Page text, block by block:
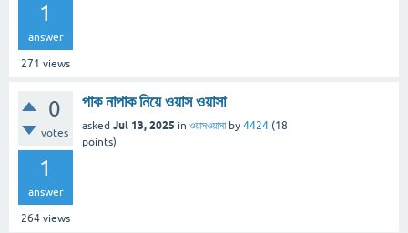
1
answer
271 views
0
votes
1
answer
264 views
পাক নাপাক নিয়ে ওয়াস ওয়াসা
asked Jul 13, 2025 in ওয়াসওয়াসা by 4424 (18
points)